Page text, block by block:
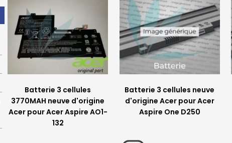
Batterie 3 cellules
3770MAH neuve d'origine
Acer pour Acer Aspire AO1-
132
Batterie 3 cellules neuve
d'origine Acer pour Acer
Aspire One D250